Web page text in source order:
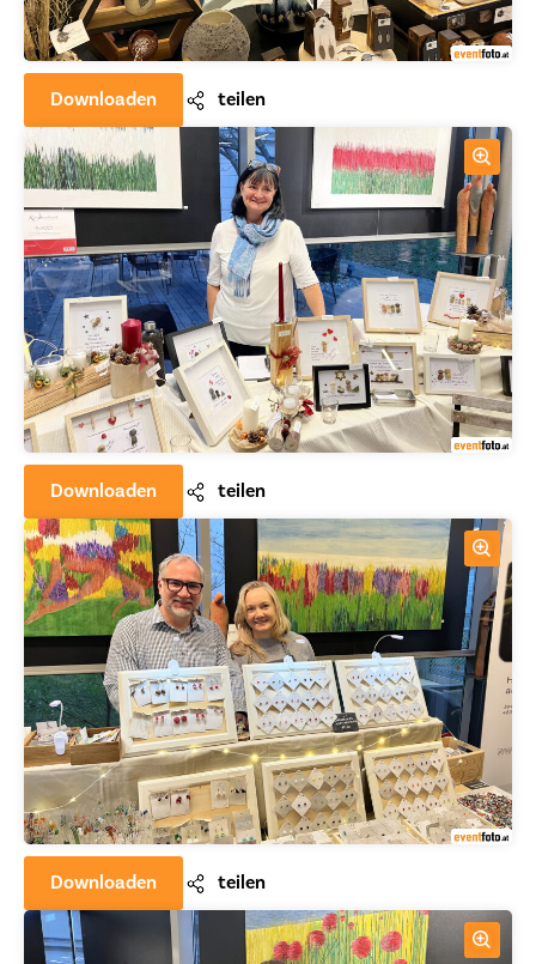
Downloaden teilen
Downloaden teilen
Downloaden teilen